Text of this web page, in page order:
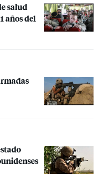
salud
años del